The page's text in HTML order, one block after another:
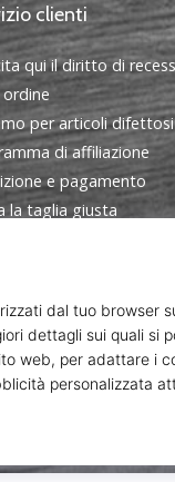
clienti
qui il diritto di
ordine
per articoli difettosi
di affiliazione
e pagamento
la taglia giusta
ambasciatori
00 codice fiscale: